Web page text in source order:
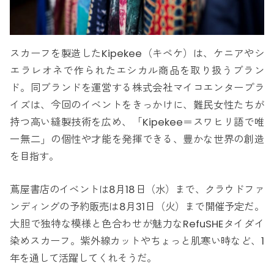
スカーフを製造したKipekee（キペケ）は、ケニアやシ
エラレオネで作られたエシカル商品を取り扱うブラン
ド。同ブランドを運営する株式会社マイコエンタープラ
イズは、今回のイベントをきっかけに、難民女性たちが
持つ高い縫製技術を広め、「Kipekee＝スワヒリ語で唯
一無二」の個性や才能を発揮できる、豊かな世界の創造
を目指す。
蔦屋書店のイベントは8月18日（水）まで、クラウドファ
ンディングの予約販売は8月31日（火）まで開催予定だ。
大胆で独特な模様と色合わせが魅力なRefuSHEタイダイ
染めスカーフ。紫外線カットやちょっと肌寒い時など、1
年を通して活躍してくれそうだ。